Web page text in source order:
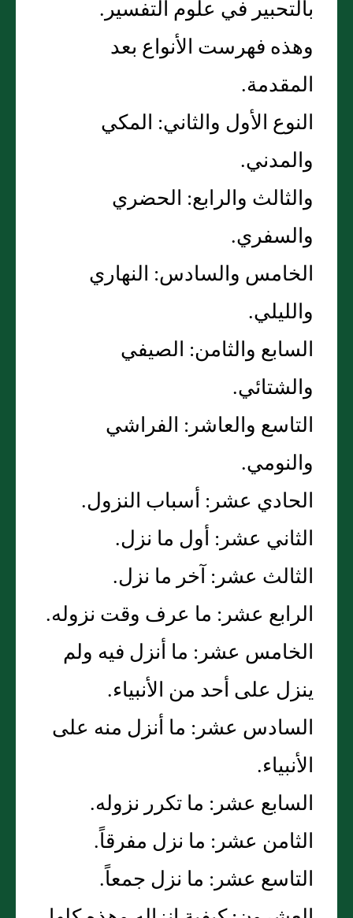
بالتحبير في علوم التفسير‏.‏
وهذه فهرست الأنواع بعد
المقدمة‏.‏
النوع الأول والثاني‏:‏ المكي
والمدني‏.‏
والثالث والرابع‏:‏ الحضري
والسفري‏.‏
الخامس والسادس‏:‏ النهاري
والليلي‏.‏
السابع والثامن‏:‏ الصيفي
والشتائي‏.‏
التاسع والعاشر‏:‏ الفراشي
والنومي‏.‏
الحادي عشر‏:‏ أسباب النزول‏.‏
الثاني عشر‏:‏ أول ما نزل‏.‏
الثالث عشر‏:‏ آخر ما نزل‏.‏
الرابع عشر‏:‏ ما عرف وقت نزوله‏.‏
الخامس عشر‏:‏ ما أنزل فيه ولم
ينزل على أحد من الأنبياء‏.‏
السادس عشر‏:‏ ما أنزل منه على
الأنبياء‏.‏
السابع عشر‏:‏ ما تكرر نزوله‏.‏
الثامن عشر‏:‏ ما نزل مفرقاً‏.‏
التاسع عشر‏:‏ ما نزل جمعاً‏.‏